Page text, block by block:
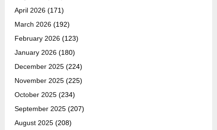
April 2026 (171)
March 2026 (192)
February 2026 (123)
January 2026 (180)
December 2025 (224)
November 2025 (225)
October 2025 (234)
September 2025 (207)
August 2025 (208)